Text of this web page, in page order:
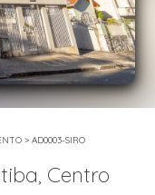
> AD0003-SIRO
Centro